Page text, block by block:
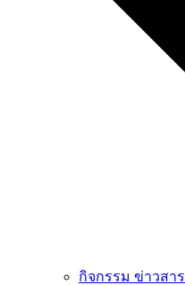
กิจกรรม ข่าวสาร